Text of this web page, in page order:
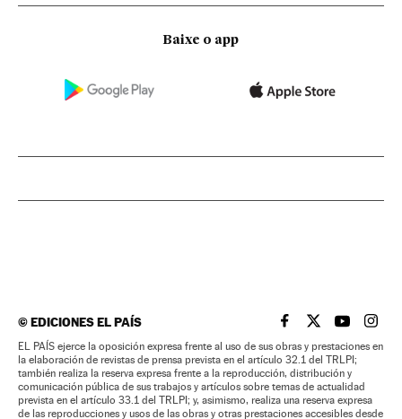
Baixe o app
©EDICIONES EL PAÍS EL PAÍS BRASIL EN
EL PAÍSEL PAÍS
EL
EL PAÍS ejerce la oposición expresa frente al uso de sus obras y prestaciones en
la elaboración de revistas de prensa prevista en el artículo 32.1 del TRLPI;
también realiza la reserva expresa frente a la reproducción, distribución y
comunicación pública de sus trabajos y artículos sobre temas de actualidad
prevista en el artículo 33.1 del TRLPI; y, asimismo, realiza una reserva expresa
de las reproducciones y usos de las obras y otras prestaciones accesibles desde